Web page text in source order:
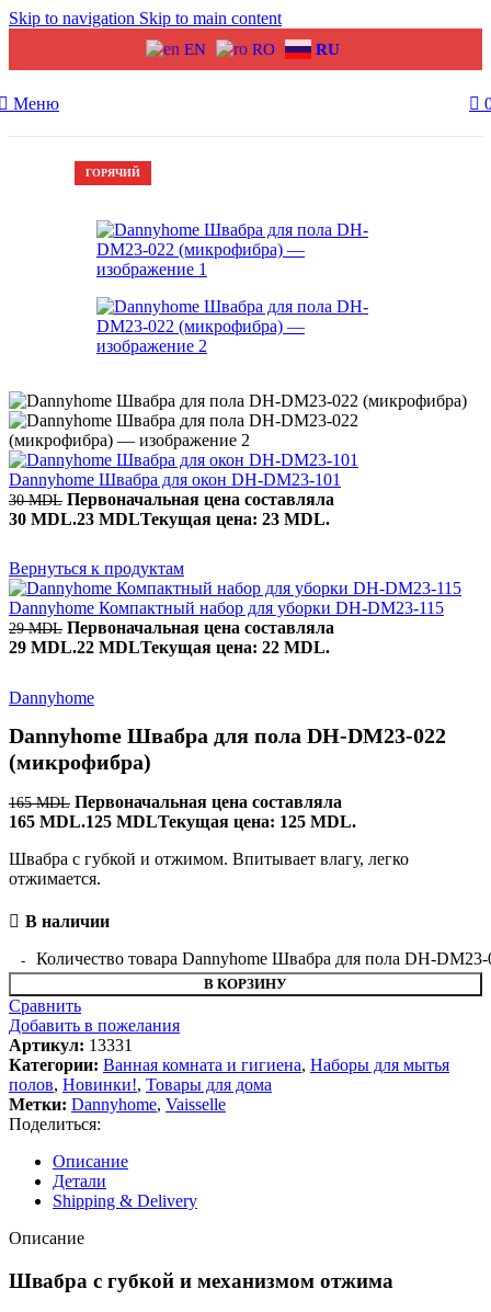
Skip to navigation Skip to main content
EN RO RU
Меню
ГОРЯЧИЙ
Dannyhome Швабра для окон DH-DM23-101
30MDL Первоначальная цена составляла
30 MDL.23 MDLТекущая цена: 23 MDL.
Вернуться к продуктам
Dannyhome Компактный набор для уборки DH-DM23-115
29MDL Первоначальная цена составляла
29 MDL.22 MDLТекущая цена: 22 MDL.
Dannyhome
Dannyhome Швабра для пола DH-DM23-022
(микрофибра)
165MDL Первоначальная цена составляла
165 MDL.125 MDLТекущая цена: 125 MDL.
Швабра с губкой и отжимом. Впитывает влагу, легко
отжимается.
В наличии
Количество товара Dannyhome Швабра для пола DH-
В КОРЗИНУ
Сравнить
Добавить в пожелания
Артикул: 13331
Категории: Ванная комната и гигиена, Наборы для мытья
полов, Новинки!, Товары для дома
Метки: Dannyhome, Vaisselle
Поделиться:
Описание
Детали
Shipping & Delivery
Описание
Швабра с губкой и механизмом отжима